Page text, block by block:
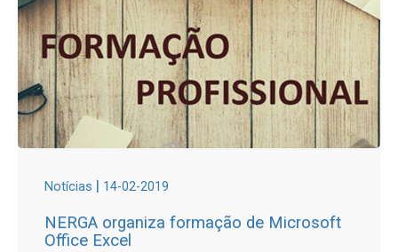
Notícias | 14-02-2019
NERGA organiza formação de Microsoft
Office Excel